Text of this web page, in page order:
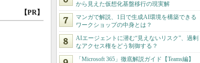
【PR】
から見えた仮想化基盤移行の現実解
マンガで解説、1日で生成AI環境を構築できる
ワークショップの中身とは？
AIエージェントに潜む“見えないリスク”、過剰
なアクセス権をどう制御する？
「Microsoft 365」徹底解説ガイド【Teams編】